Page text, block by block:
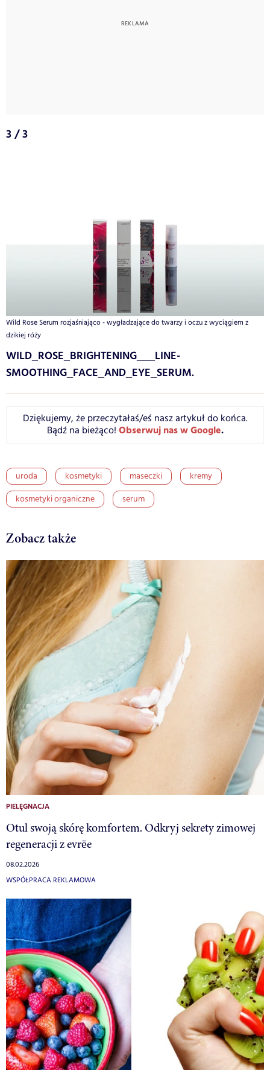
3 / 3
Wild Rose Serum rozjaśniająco - wygładzające do twarzy i oczu z wyciągiem z
dzikiej róży
WILD_ROSE_BRIGHTENING___LINE-
SMOOTHING_FACE_AND_EYE_SERUM.
Dziękujemy, że przeczytałaś/eś nasz artykuł do końca.
Bądź na bieżąco! Obserwuj nas w Google.
uroda kosmetyki maseczki
kremy
kosmetyki organiczne
serum
Zobacz także
PIELĘGNACJA
Otul swoją skórę komfortem. Odkryj sekrety zimowej
regeneracji z evrēe
08.02.2026
WSPÓŁPRACA REKLAMOWA